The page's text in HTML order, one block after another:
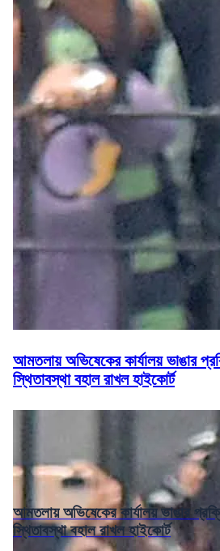
আমতলায় অভিষেকের কার্যালয় ভাঙার
স্থিতাবস্থা বহাল রাখল হাইকোর্ট
আমতলায় অভিষেকের কার্যালয় ভাঙার
স্থিতাবস্থা বহাল রাখল হাইকোর্ট